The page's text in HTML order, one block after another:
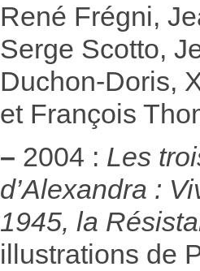
René Frégni,
Serge Scotto,
Duchon-Doris,
et François
– 2004 : Les
d’Alexandra :
1945, la
illustrations de